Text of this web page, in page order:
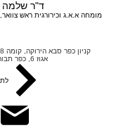
ד"ר שלמה
מומחה א.א.ג וכירורגית ראש
קניון כפר סבא הירוקה, קומה 8. מרפאות מירב
אגוז 6, כפר תבור